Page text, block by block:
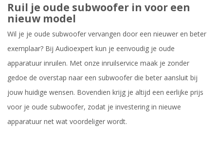
Ruil je oude subwoofer in voor een
nieuw model
Wil je je oude subwoofer vervangen door een nieuwer en beter
exemplaar? Bij Audioexpert kun je eenvoudig je oude
apparatuur inruilen. Met onze inruilservice maak je zonder
gedoe de overstap naar een subwoofer die beter aansluit bij
jouw huidige wensen. Bovendien krijg je altijd een eerlijke prijs
voor je oude subwoofer, zodat je investering in nieuwe
apparatuur net wat voordeliger wordt.